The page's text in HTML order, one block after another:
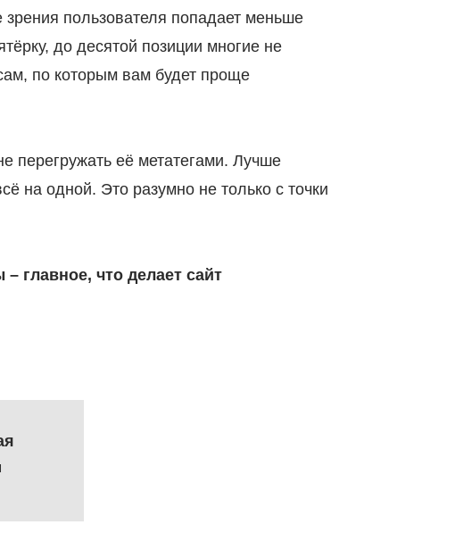
пользователя попадает меньше
до десятой позиции многие не
по которым вам будет проще
перегружать её метатегами. Лучше
на одной. Это разумно не только с точки
главное, что делает сайт